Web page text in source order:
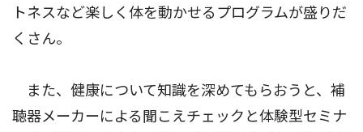
トネスなど楽しく体を動かせるプログラムが盛りだ
くさん。
また、健康について知識を深めてもらおうと、補
聴器メーカーによる聞こえチェックと体験型セミナ